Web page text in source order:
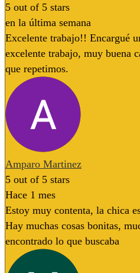
5 out of 5 stars
en la última semana
Excelente trabajo!! Encargué
excelente trabajo, muy buena
que repetimos.
Amparo Martinez
5 out of 5 stars
Hace 1 mes
Estoy muy contenta, la chica
Hay muchas cosas bonitas,
encontrado lo que buscaba